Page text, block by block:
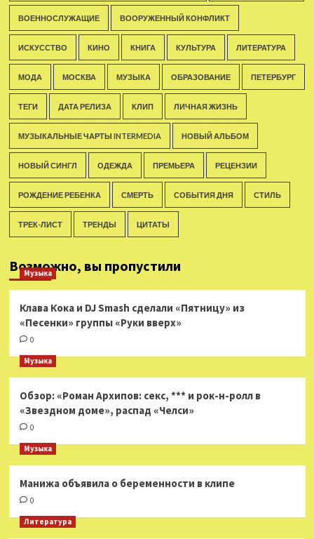
ВОЕННОСЛУЖАЩИЕ ВООРУЖЕННЫЙ КОНФЛИКТ
ИСКУССТВО КИНО КНИГА КУЛЬТУРА ЛИТЕРАТУРА
МОДА МОСКВА МУЗЫКА ОБРАЗОВАНИЕ ПЕТЕРБУРГ
ТЕГИ ДАТА РЕЛИЗА КЛИП ЛИЧНАЯ ЖИЗНЬ
МУЗЫКАЛЬНЫЕ ЧАРТЫ INTERMEDIA НОВЫЙ АЛЬБОМ
НОВЫЙ СИНГЛ ОДЕЖДА ПРЕМЬЕРА РЕЦЕНЗИИ
РОЖДЕНИЕ РЕБЕНКА СМЕРТЬ СОБЫТИЯ ДНЯ СТИЛЬ
ТРЕК-ЛИСТ ТРЕНДЫ ЦИТАТЫ
Возможно, вы пропустили
Музыка
Клава Кока и DJ Smash сделали «Пятницу» из
«Песенки» группы «Руки вверх»
0
Музыка
Обзор: «Роман Архипов: секс, *** и рок-н-ролл в
«Звездном доме», распад «Челси»
0
Музыка
Манижа объявила о беременности в клипе
0
Литература